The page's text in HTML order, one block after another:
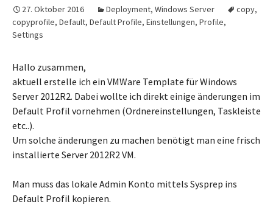
27. Oktober 2016 Deployment, Windows Server copy,
copyprofile, Default, Default Profile, Einstellungen, Profile,
Settings
Hallo zusammen,
aktuell erstelle ich ein VMWare Template für Windows
Server 2012R2. Dabei wollte ich direkt einige änderungen im
Default Profil vornehmen (Ordnereinstellungen, Taskleiste
etc..).
Um solche änderungen zu machen benötigt man eine frisch
installierte Server 2012R2 VM.
Man muss das lokale Admin Konto mittels Sysprep ins
Default Profil kopieren.